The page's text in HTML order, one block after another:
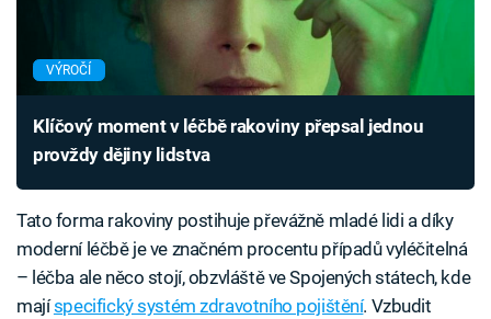
VÝROČÍ
Klíčový moment v léčbě rakoviny přepsal jednou
provždy dějiny lidstva
Tato forma rakoviny postihuje převážně mladé lidi a díky
moderní léčbě je ve značném procentu případů vyléčitelná
– léčba ale něco stojí, obzvláště ve Spojených státech, kde
majíspecifický systém zdravotního pojištění. Vzbudit